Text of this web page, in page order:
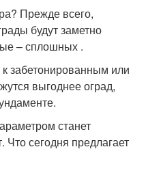
Прежде всего,
будут заметно
– сплошных .
забетонированным или
выгоднее оград,
станет
сегодня предлагает